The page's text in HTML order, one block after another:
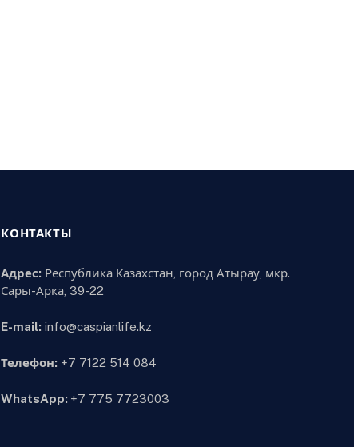
КОНТАКТЫ
Адрес: Республика Казахстан, город Атырау, мкр.
Сары-Арка, 39-22
E-mail: info@caspianlife.kz
Телефон: +7 7122 514 084
WhatsApp: +7 775 7723003